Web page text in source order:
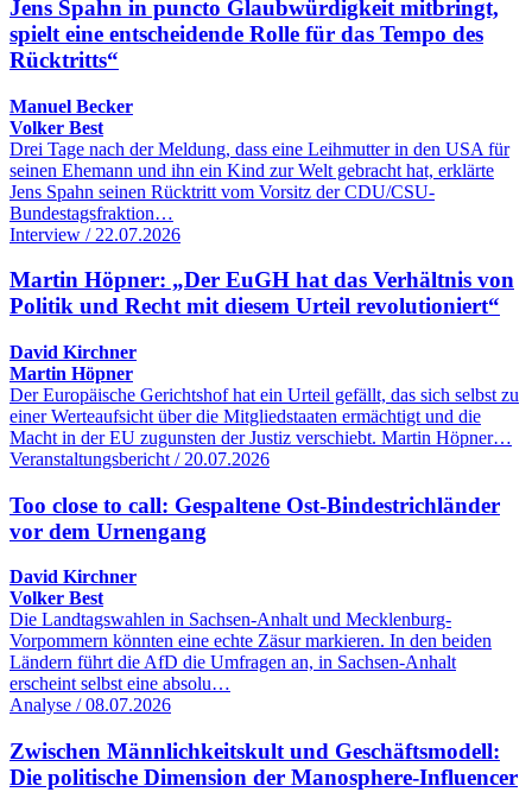
Jens Spahn in puncto Glaubwürdigkeit mitbringt,
spielt eine entscheidende Rolle für das Tempo des
Rücktritts“
Manuel Becker
Volker Best
Drei Tage nach der Meldung, dass eine Leihmutter in den USA für
seinen Ehemann und ihn ein Kind zur Welt gebracht hat, erklärte
Jens Spahn seinen Rücktritt vom Vorsitz der CDU/CSU-
Bundestagsfraktion…
Interview / 22.07.2026
Martin Höpner: „Der EuGH hat das Verhältnis von
Politik und Recht mit diesem Urteil revolutioniert“
David Kirchner
Martin Höpner
Der Europäische Gerichtshof hat ein Urteil gefällt, das sich selbst zu
einer Werteaufsicht über die Mitgliedstaaten ermächtigt und die
Macht in der EU zugunsten der Justiz verschiebt. Martin Höpner…
Veranstaltungsbericht / 20.07.2026
Too close to call: Gespaltene Ost-Bindestrichländer
vor dem Urnengang
David Kirchner
Volker Best
Die Landtagswahlen in Sachsen-Anhalt und Mecklenburg-
Vorpommern könnten eine echte Zäsur markieren. In den beiden
Ländern führt die AfD die Umfragen an, in Sachsen-Anhalt
erscheint selbst eine absolu…
Analyse / 08.07.2026
Zwischen Männlichkeitskult und Geschäftsmodell:
Die politische Dimension der Manosphere-Influencer